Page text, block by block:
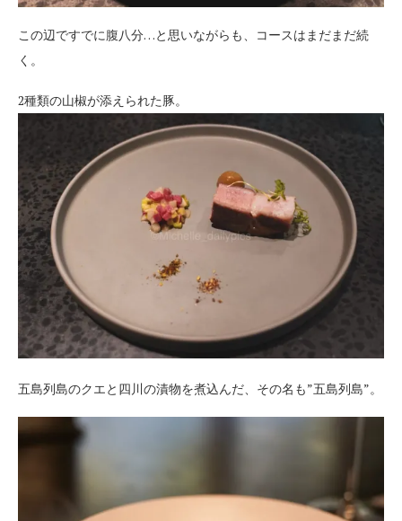
この辺ですでに腹八分…と思いながらも、コースはまだまだ続
く。
2種類の山椒が添えられた豚。
五島列島のクエと四川の漬物を煮込んだ、その名も”五島列島”。